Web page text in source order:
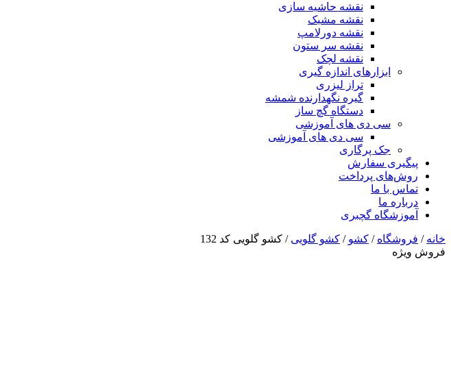
نقشه حاشیه سازی
نقشه مشبک
نقشه دورلامپ
نقشه سر ستون
نقشه لچک
ابزارهای اندازه گیری
تراز لیزری
گیره نگهدارنده شمشه
دستگاه گچ ساز
سی دی های آموزشی
سی دی های آموزشی
جک پرگاری
پیگیری سفارش
روش‌های پرداخت
تماس با ما
درباره ما
آموزشگاه گچبری
خانه / فروشگاه / کشو / کشو گلویی / کشو گلویی کد 132
فروش ویژه